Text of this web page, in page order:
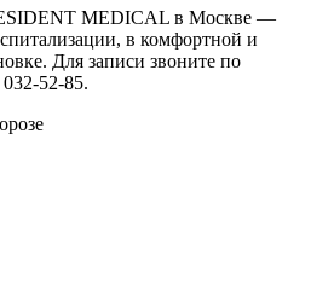
MEDICAL в Москве —
в комфортной и
Для записи звоните по
52-85.